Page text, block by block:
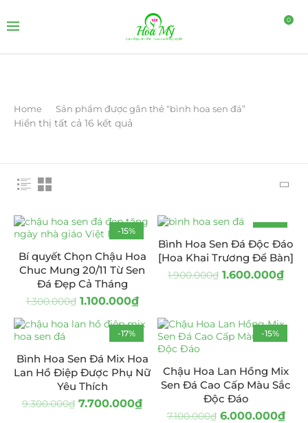
0
Home Sản phẩm được gắn thẻ “bình hoa sen đá”
Hiển thị tất cả 16 kết quả
-15%
Bí quyết Chọn Chậu Hoa
Chuc Mung 20/11 Từ Sen
Đá Đẹp Cả Tháng
1.300.000₫ 1.100.000₫
-16%
Bình Hoa Sen Đá Độc Đáo
[Hoa Khai Trương Để Bàn]
1.900.000₫ 1.600.000₫
-17%
HOT
Bình Hoa Sen Đá Mix Hoa
Lan Hồ Điệp Được Phụ Nữ
Yêu Thích
9.300.000₫ 7.700.000₫
-15%
Chậu Hoa Lan Hồng Mix
Sen Đá Cao Cấp Màu Sắc
Độc Đáo
7.100.000₫ 6.000.000₫